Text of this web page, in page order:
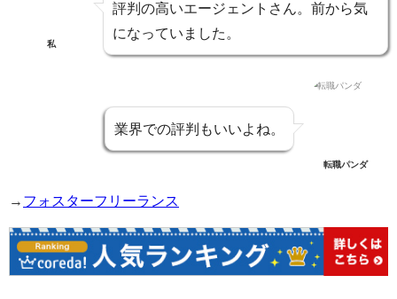
私
評判の高いエージェントさん。 前から気
になっていました。
業界での評判もいいよね。
転職パンダ
→ フォスターフリーランス